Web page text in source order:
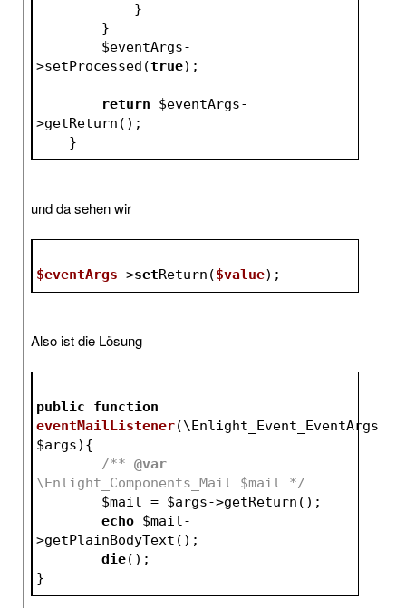
            }
        }
$eventArgs-
>setProcessed(true);
return $eventArgs-
>getReturn();
    }
und da sehen wir
$eventArgs->setReturn($value);
Also ist die Lösung
public
function
eventMailListener
$args) {
/** @var
\Enlight_Components_Mail $mail */
$mail = $args->getReturn();
echo $mail-
>getPlainBodyText();
die();
}